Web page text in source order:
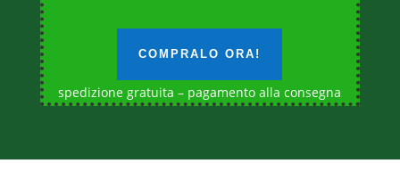
COMPRALO ORA!
spedizione gratuita – pagamento alla consegna